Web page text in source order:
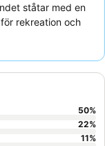
ståtar med en
för rekreation och
att be om ett rum
50%
22%
11%